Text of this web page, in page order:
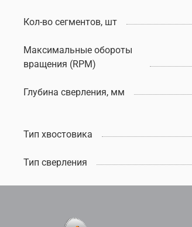
Кол-во сегментов, шт
Максимальные обороты
вращения (RPM)
Глубина сверления, мм
Тип хвостовика
Тип сверления